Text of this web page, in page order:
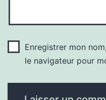
Enregistrer mon
le navigateur pour